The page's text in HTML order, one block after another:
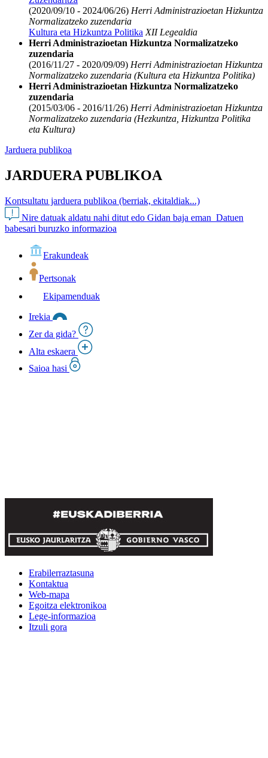
(2020/09/10 - 2024/06/26) Herri Administrazioetan Hizkuntza
Normalizatzeko zuzendaria
Kultura eta Hizkuntza Politika XII Legealdia
Herri Administrazioetan Hizkuntza Normalizatzeko
zuzendaria
(2016/11/27 - 2020/09/09) Herri Administrazioetan Hizkuntza
Normalizatzeko zuzendaria (Kultura eta Hizkuntza Politika)
Herri Administrazioetan Hizkuntza Normalizatzeko
zuzendaria
(2015/03/06 - 2016/11/26) Herri Administrazioetan Hizkuntza
Normalizatzeko zuzendaria (Hezkuntza, Hizkuntza Politika
eta Kultura)
Jarduera publikoa
JARDUERA PUBLIKOA
Kontsultatu jarduera publikoa (berriak, ekitaldiak...)
Nire datuak aldatu nahi ditut edo Gidan baja eman Datuen
babesari buruzko informazioa
Erakundeak
Pertsonak
Ekipamenduak
Irekia
Zer da gida?
Alta eskaera
Saioa hasi
Erabilerraztasuna
Kontaktua
Web-mapa
Egoitza elektronikoa
Lege-informazioa
Itzuli gora